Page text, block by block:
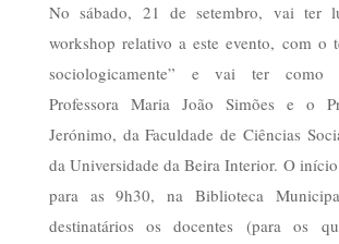
No sábado, 21 de setembro, vai ter
workshop relativo a este evento, com o
sociologicamente” e vai ter como
Professora Maria João Simões e o
Jerónimo, da Faculdade de Ciências
da Universidade da Beira Interior. O início
para as 9h30, na Biblioteca
destinatários os docentes (para os